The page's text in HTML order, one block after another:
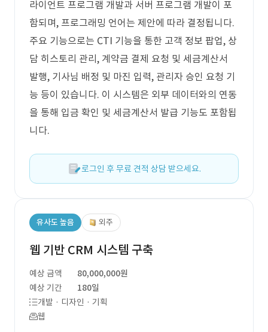
라이언트 프로그램 개발과 서버 프로그램 개발이 포
함되며, 프로그래밍 언어는 제안에 따라 결정됩니다.
주요 기능으로는 CTI 기능을 통한 고객 정보 팝업, 상
담 히스토리 관리, 계약금 결제 요청 및 세금계산서
발행, 기사님 배정 및 마진 입력, 관리자 승인 요청 기
능 등이 있습니다. 이 시스템은 외부 데이터와의 연동
을 통해 입금 확인 및 세금계산서 발급 기능도 포함됩
니다.
로그인 후 무료 견적 상담 받으세요.
유사도 높음 외주
웹 기반 CRM 시스템 구축
예상 금액
80,000,000원
예상 기간
180일
개발 · 디자인 · 기획
웹